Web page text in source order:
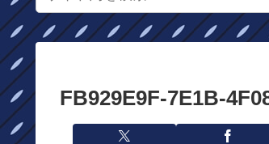
FB929E9F-7E1B-